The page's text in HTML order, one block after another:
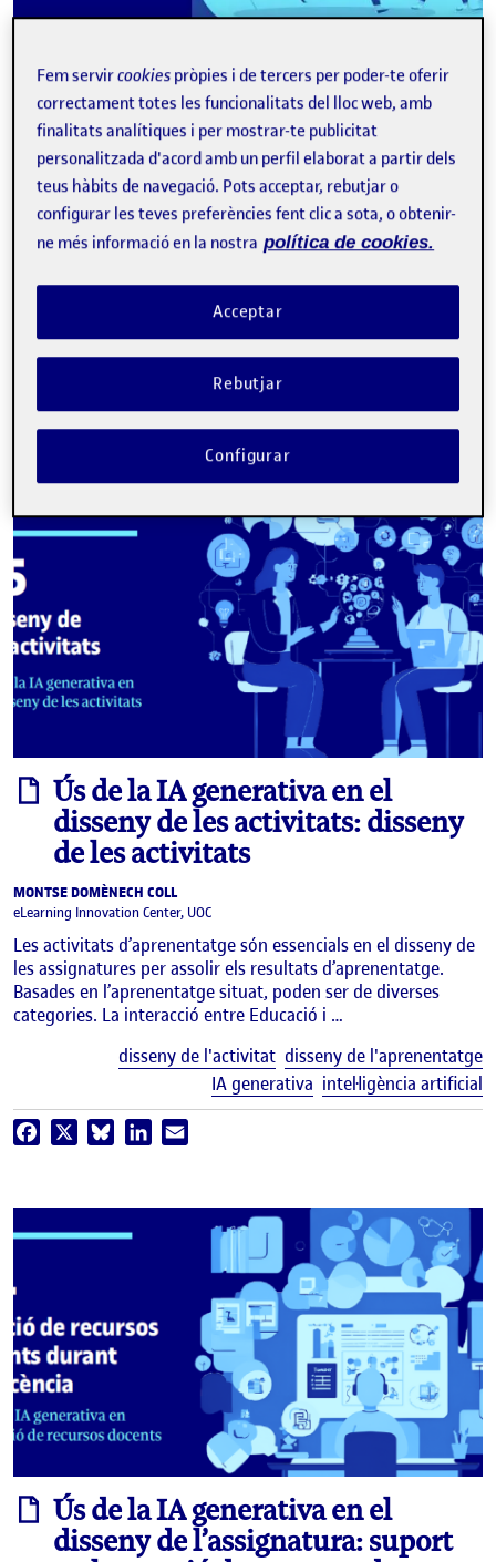
informe
Ús de la IA generativa en el
seguiment de l’activitat de
l’estudiant a l’aula: dinamització
i feedback
MONTSE DOMÈNECH \ MONTSE ROCA
eLearning Innovation Center. UOC
L’objectiu d’aquest document és destacar la importància de
fomentar la motivació i l’aprenentatge dels estudiants, i com
dinamització feedback docent personalització
Facebook
X BlueskyLinkedInEmail
informe
Ús de la IA generativa en el
disseny de les activitats: disseny
de les activitats
MONTSE DOMÈNECH COLL
eLearning Innovation Center, UOC
Les activitats d’aprenentatge són essencials en el disseny de
les assignatures per assolir els resultats d’aprenentatge.
Basades en l’aprenentatge situat, poden ser de diverses
categories. La interacció entre Educació i …
disseny de l'activitat disseny de l'aprenentatge
IA generativa intel·ligència artificial
Facebook BlueskyLinkedIn
informe
Ús de la IA generativa en el
disseny de l’assignatura: suport
Fem servircookies pròpies i de tercers per poder-te oferir
correctament totes les funcionalitats del lloc web, amb
finalitats analítiques i per mostrar-te publicitat
personalitzada d'acord amb un perfil elaborat a partir dels
teus hàbits de navegació. Pots acceptar, rebutjar o
configurar les teves preferències fent clic a sota, o obtenir-
ne més informació en la nostra política de cookies.
Rebutjar
Acceptar
Configurar